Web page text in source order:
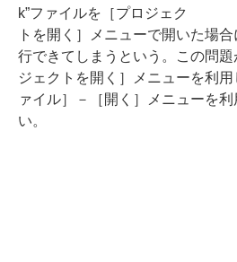
k”ファイルを［プロジェク
トを開く］メニューで開いた場
行できてしまうという。この問
ジェクトを開く］メニューを利
ァイル］－［開く］メニューを
い。